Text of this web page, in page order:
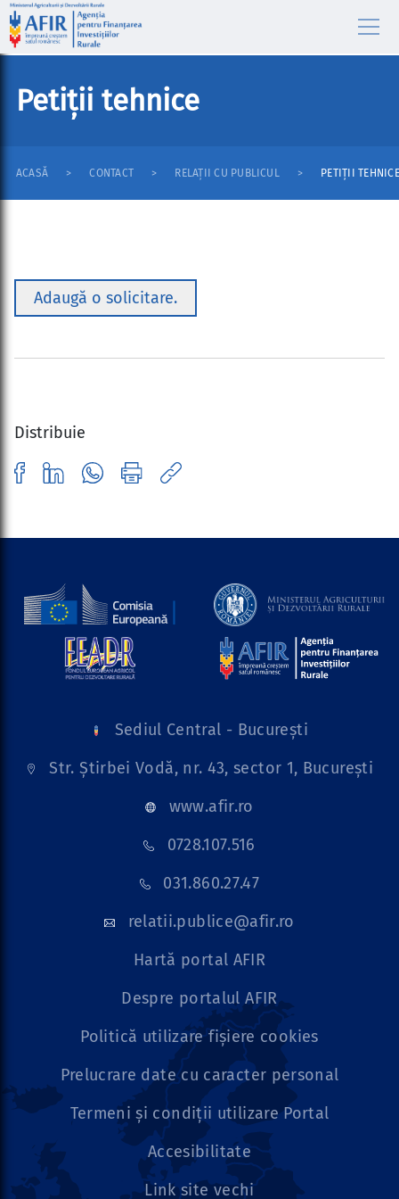
Petiții tehnice
ACASĂ CONTACT RELAȚII CU PUBLICUL PETIȚII TEHNICE
Adaugă o solicitare.
Distribuie
Hartă portal AFIR
Despre portalul AFIR
Politică utilizare fișiere cookies
Prelucrare date cu caracter personal
Termeni și condiții utilizare Portal
Accesibilitate
Link site vechi
Sediul Central - București
Str. Știrbei Vodă, nr. 43, sector 1, București
www.afir.ro
0728.107.516
031.860.27.47
relatii.publice@afir.ro